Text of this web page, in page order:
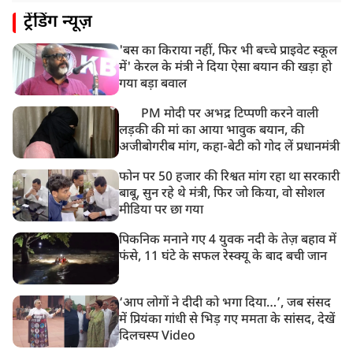
UP: लखनऊ में चलती कार में लगी आग, युवक की जिंदा जलकर
ट्रेंडिंग न्यूज़
'बस का किराया नहीं, फिर भी बच्चे प्राइवेट स्कूल
में' केरल के मंत्री ने दिया ऐसा बयान की खड़ा हो
गया बड़ा बवाल
PM मोदी पर अभद्र टिप्पणी करने वाली
लड़की की मां का आया भावुक बयान, की
अजीबोगरीब मांग, कहा-बेटी को गोद लें प्रधानमंत्री
फोन पर 50 हजार की रिश्वत मांग रहा था सरकारी
बाबू, सुन रहे थे मंत्री, फिर जो किया, वो सोशल
मीडिया पर छा गया
पिकनिक मनाने गए 4 युवक नदी के तेज़ बहाव में
फंसे, 11 घंटे के सफल रेस्क्यू के बाद बची जान
‘आप लोगों ने दीदी को भगा दिया…’, जब संसद
में प्रियंका गांधी से भिड़ गए ममता के सांसद, देखें
दिलचस्प Video